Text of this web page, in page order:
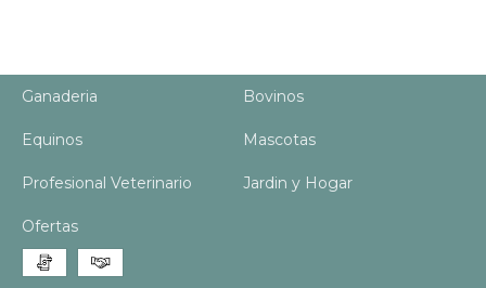
Ganaderia Bovinos
Equinos Mascotas
Profesional Veterinario Jardin y Hogar
Ofertas